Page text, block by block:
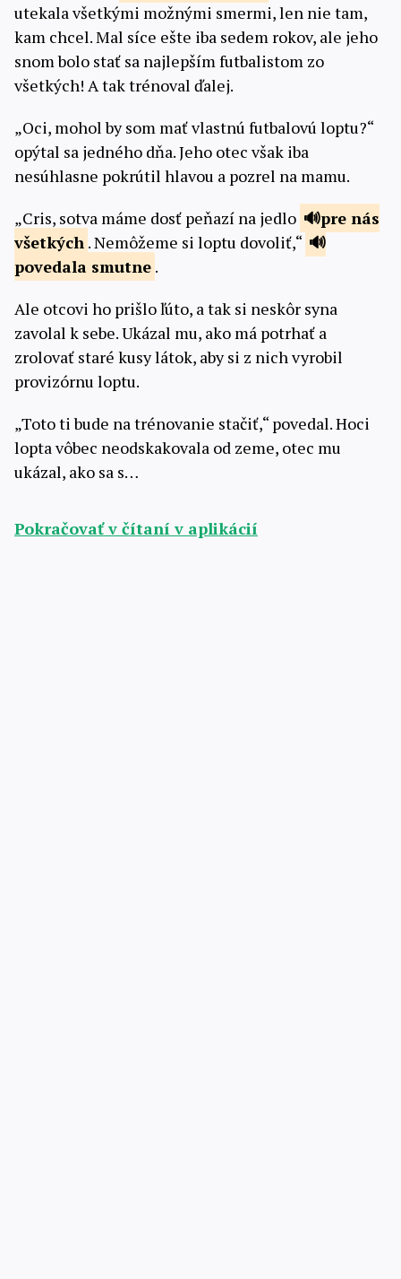
utekala všetkými možnými smermi, len nie tam,
kam chcel. Mal síce ešte iba sedem rokov, ale jeho
snom bolo stať sa najlepším futbalistom zo
všetkých! A tak trénoval ďalej.
„Oci, mohol by som mať vlastnú futbalovú loptu?“
opýtal sa jedného dňa. Jeho otec však iba
nesúhlasne pokrútil hlavou a pozrel na mamu.
„Cris, sotva máme dosť peňazí na jedlo
pre nás
všetkých . Nemôžeme si loptu dovoliť,“
povedala smutne .
Ale otcovi ho prišlo ľúto, a tak si neskôr syna
zavolal k sebe. Ukázal mu, ako má potrhať a
zrolovať staré kusy látok, aby si z nich vyrobil
provizórnu loptu.
„Toto ti bude na trénovanie stačiť,“ povedal. Hoci
lopta vôbec neodskakovala od zeme, otec mu
ukázal, ako sa s…
Pokračovať v čítaní v aplikácií